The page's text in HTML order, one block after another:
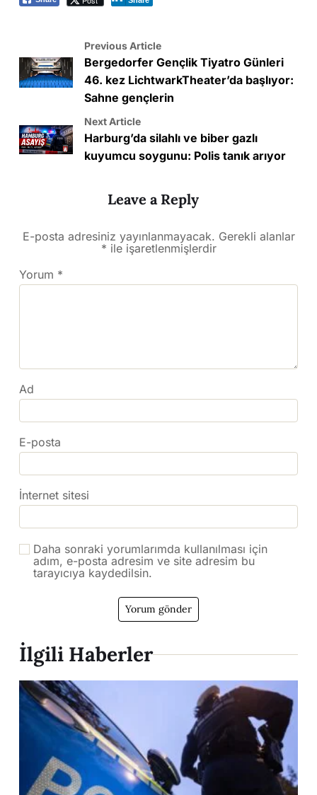
Previous Article
Bergedorfer Gençlik Tiyatro Günleri
46. kez LichtwarkTheater’da başlıyor:
Sahne gençlerin
Next Article
Harburg’da silahlı ve biber gazlı
kuyumcu soygunu: Polis tanık arıyor
Leave a Reply
E-posta adresiniz yayınlanmayacak. Gerekli alanlar
* ile işaretlenmişlerdir
Yorum *
Ad
E-posta
İnternet sitesi
Daha sonraki yorumlarımda kullanılması için
adım, e-posta adresim ve site adresim bu
tarayıcıya kaydedilsin.
İlgili Haberler